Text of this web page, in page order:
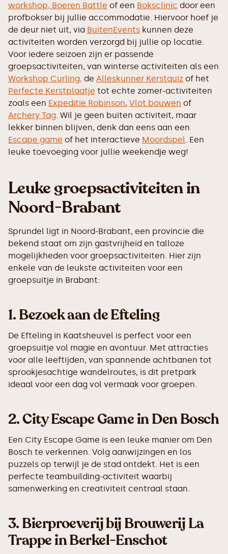
workshop, Boeren Battle of een Boksclinic door een
profbokser bij jullie accommodatie. Hiervoor hoef je
de deur niet uit, via BuitenEvents kunnen deze
activiteiten worden verzorgd bij jullie op locatie.
Voor iedere seizoen zijn er passende
groepsactiviteiten, van winterse activiteiten als een
Workshop Curling, de Alleskunner Kerstquiz of het
Perfecte Kerstplaatje tot echte zomer-activiteiten
zoals een Expeditie Robinson, Vlot bouwen of
Archery Tag. Wil je geen buiten activiteit, maar
lekker binnen blijven, denk dan eens aan een
Escape game of het interactieve Moordspel. Een
leuke toevoeging voor jullie weekendje weg!
Leuke groepsactiviteiten in
Noord-Brabant
Sprundel ligt in Noord-Brabant, een provincie die
bekend staat om zijn gastvrijheid en talloze
mogelijkheden voor groepsactiviteiten. Hier zijn
enkele van de leukste activiteiten voor een
groepsuitje in Brabant:
1.Bezoek aan de Efteling
De Efteling in Kaatsheuvel is perfect voor een
groepsuitje vol magie en avontuur. Met attracties
voor alle leeftijden, van spannende achtbanen tot
sprookjesachtige wandelroutes, is dit pretpark
ideaal voor een dag vol vermaak voor groepen.
2.City Escape Game in Den Bosch
Een City Escape Game is een leuke manier om Den
Bosch te verkennen. Volg aanwijzingen en los
puzzels op terwijl je de stad ontdekt. Het is een
perfecte teambuilding-activiteit waarbij
samenwerking en creativiteit centraal staan.
3.Bierproeverij bij Brouwerij La
Trappe in Berkel-Enschot